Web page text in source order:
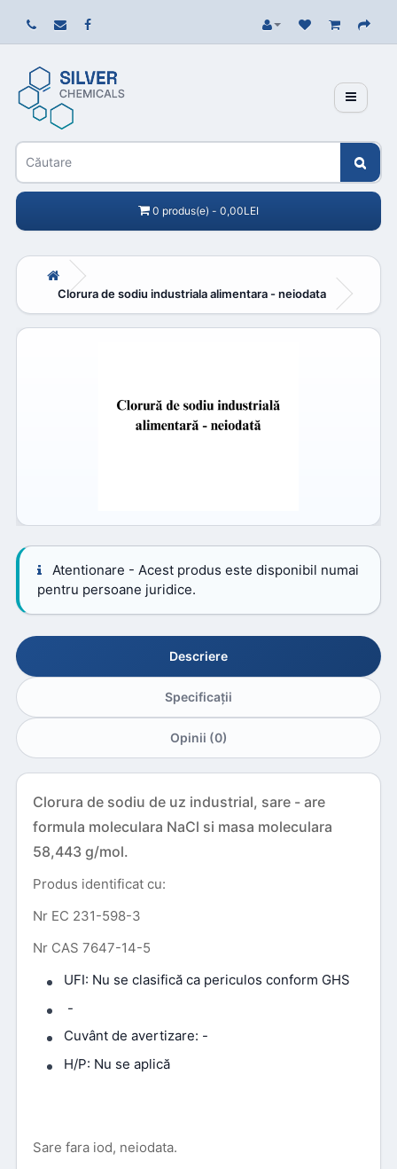
0 produs(e) - 0,00LEI
Clorura de sodiu industriala alimentara - neiodata
Atentionare - Acest produs este disponibil numai
pentru persoane juridice.
Descriere
Specificaţii
Opinii (0)
Clorura de sodiu de uz industrial, sare - are
formula moleculara NaCl si masa moleculara
58,443 g/mol.
Produs identificat cu:
Nr EC 231-598-3
Nr CAS 7647-14-5
UFI: Nu se clasifică ca periculos conform GHS
-
Cuvânt de avertizare: -
H/P: Nu se aplică
Sare fara iod, neiodata.